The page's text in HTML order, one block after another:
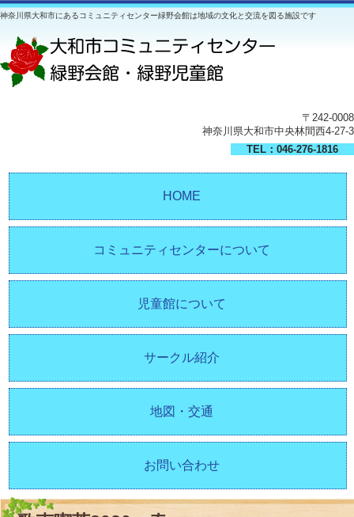
神奈川県大和市にあるコミュニティセンター緑野会館は地域の文化と交流を図る施設です
〒242-0008
神奈川県大和市中央林間西4-27-3
TEL：046-276-1816
HOME
コミュニティセンターについて
児童館について
サークル紹介
地図・交通
お問い合わせ